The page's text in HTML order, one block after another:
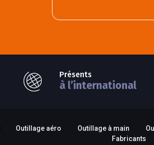
Présents
à l’international
Outillage aéro Outillage à main
Fabricants